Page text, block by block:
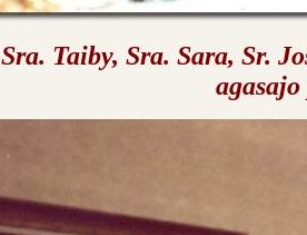
Sra. Taiby, Sra. Sara, Sr.